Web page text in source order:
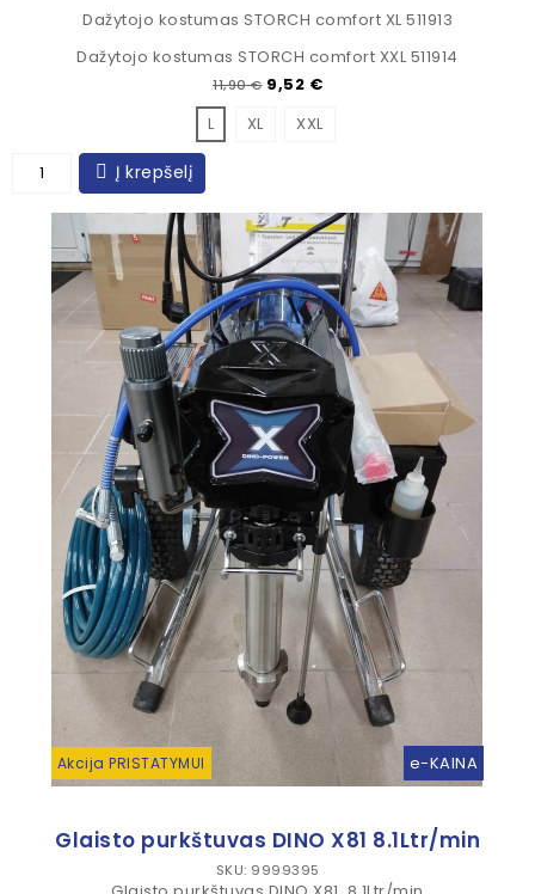
Dažytojo kostumas STORCH comfort XL 511913
Dažytojo kostumas STORCH comfort XXL 511914
Įprasta kaina
11,90 € Kaina
9,52 €
L
XL XXL
Į krepšelį
Akcija PRISTATYMUI e-KAINA
Glaisto purkštuvas DINO X81 8.1Ltr/min
SKU: 9999395